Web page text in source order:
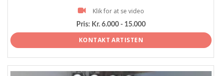
Klik for at se video
Pris: Kr. 6.000 - 15.000
KONTAKT ARTISTEN